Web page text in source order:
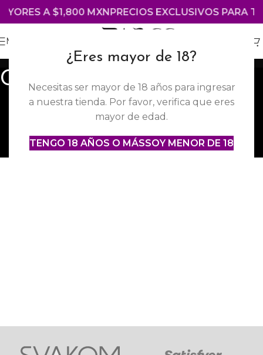
¿Eres mayor de 18?
Necesitas ser mayor de 18 años para ingresar
a nuestra tienda. Por favor, verifica que eres
mayor de edad.
TENGO 18 AÑOS O MÁSSOY MENOR DE 18
A $1,800 MXNPRECIOS EXCLUSIVOS PARA
MENÚ
Comparar